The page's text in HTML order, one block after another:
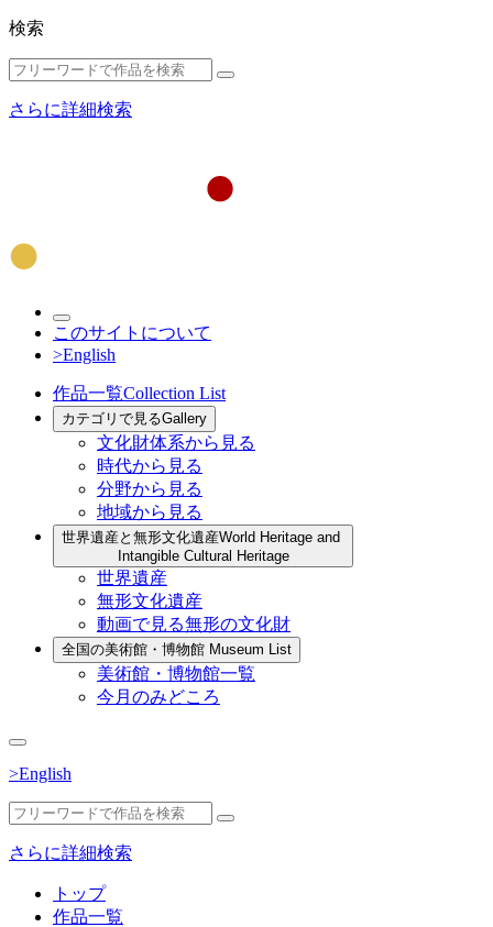
検索
さらに詳細検索
このサイトについて
>English
作品一覧Collection List
カテゴリで見るGallery
文化財体系から見る
時代から見る
分野から見る
地域から見る
世界遺産と無形文化遺産World Heritage and
Intangible Cultural Heritage
世界遺産
無形文化遺産
動画で見る無形の文化財
全国の美術館・博物館 Museum List
美術館・博物館一覧
今月のみどころ
>English
さらに詳細検索
トップ
作品一覧